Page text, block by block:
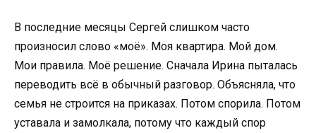
В последние месяцы Сергей слишком часто
произносил слово «моё». Моя квартира. Мой дом.
Мои правила. Моё решение. Сначала Ирина пыталась
переводить всё в обычный разговор. Объясняла, что
семья не строится на приказах. Потом спорила. Потом
уставала и замолкала, потому что каждый спор